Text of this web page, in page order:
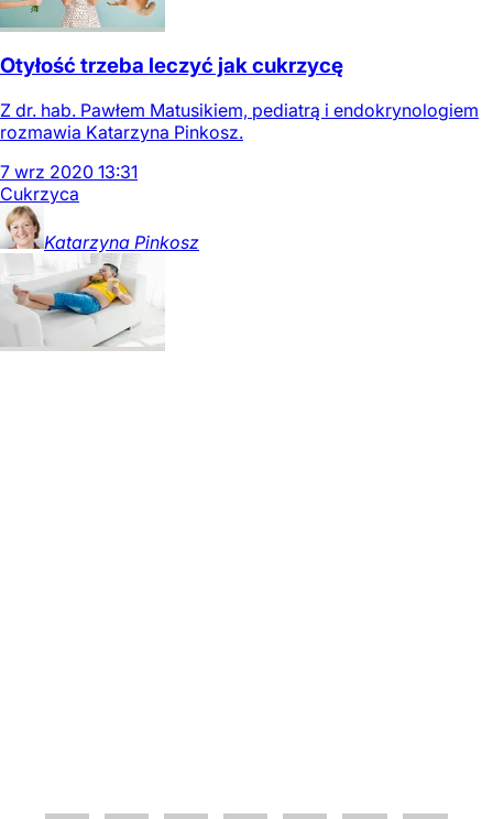
Otyłość trzeba leczyć jak cukrzycę
Z dr. hab. Pawłem Matusikiem, pediatrą i endokrynologiem
rozmawia Katarzyna Pinkosz.
7 wrz 2020 13:31
Cukrzyca
Katarzyna Pinkosz